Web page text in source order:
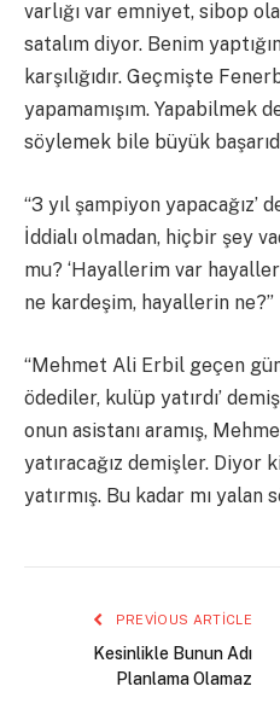
varlığı var emniyet, sibop
satalım diyor. Benim
karşılığıdır. Geçmişte
yapamamışım. Yapabilmek
söylemek bile büyük
“3 yıl şampiyon yapacağız’
İddialı olmadan, hiçbir şey
mu? ‘Hayallerim var
ne kardeşim, hayallerin ne?”
“Mehmet Ali Erbil geçen gün
ödediler, kulüp yatırdı’
onun asistanı aramış,
yatıracağız demişler. Diyor
yatırmış. Bu kadar mı yalan
PREVIOUS ARTICLE
Kesinlikle Bunun Adı
Planlama Olamaz